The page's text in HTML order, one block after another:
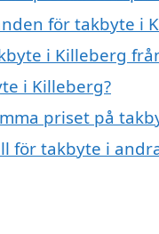
för takbyte i
i Killeberg
i Killeberg?
priset på
för takbyte i